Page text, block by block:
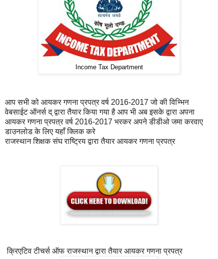
Income Tax Department
आप सभी को आयकर गणना प्रपत्र वर्ष 2016-2017 जो की विभ्भिन
वेबसाईट ऑनर्स द् द्वारा तैयार किया गया है आप भी अब इसके द्वारा अपना
आयकर गणना प्रपत्र वर्ष 2016-2017 भरकर अपने डीडीओ जमा करवाए
डाउनलोड के लिए यहाँ क्लिक करे
राजस्‍थान शिक्षक संघ राष्ट्रिय द्वारा तैयार आयकर गणना प्रपत्र
क्रिएटिव टीचर्स ऑफ राजस्‍थान द्वारा तैयार आयकर गणना प्रपत्र